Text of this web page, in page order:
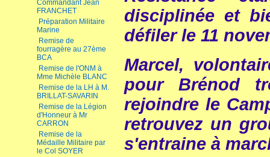
Commandant Jean
FRANCHET
Préparation Militaire
Marine
Remise de
fourragère au 27ème
BCA
Remise de l'ONM à
Mme Michèle BLANC
Remise de la LH à M.
BRILLAT-SAVARIN
Remise de la Légion
d'Honneur à Mr
CARRON
Remise de la
Médaille Militaire par
le Col SOYER
disciplinée et
défiler le 11
Marcel,
pour Brénod
rejoindre le
retrouvez un
s'entraine à